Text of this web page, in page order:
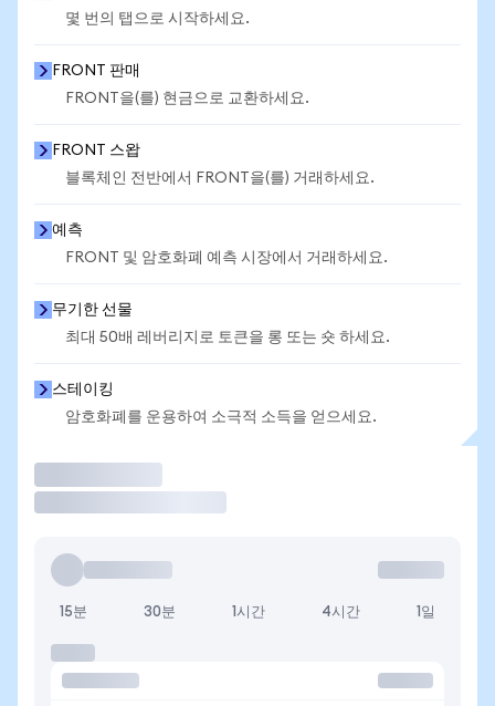
몇 번의 탭으로 시작하세요.
FRONT 판매
FRONT을(를) 현금으로 교환하세요.
FRONT 스왑
블록체인 전반에서 FRONT을(를) 거래하세요.
예측
FRONT 및 암호화폐 예측 시장에서 거래하세요.
무기한 선물
최대 50배 레버리지로 토큰을 롱 또는 숏 하세요.
스테이킹
암호화폐를 운용하여 소극적 소득을 얻으세요.
15분 30분 1시간 4시간 1일